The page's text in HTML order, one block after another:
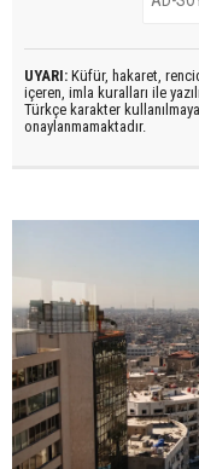
UYARI: Küfür, hakaret,
içeren, imla kuralları ile
Türkçe karakter
onaylanmamaktadır.